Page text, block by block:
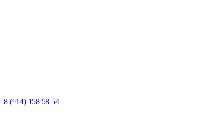
8 (914) 158 58 54